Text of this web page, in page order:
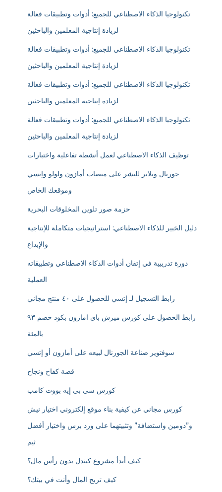
تكنولوجيا الذكاء الاصطناعي للجميع: أدوات وتطبيقات فعالة
لزيادة إنتاجية المعلمين والباحثين
تكنولوجيا الذكاء الاصطناعي للجميع: أدوات وتطبيقات فعالة
لزيادة إنتاجية المعلمين والباحثين
تكنولوجيا الذكاء الاصطناعي للجميع: أدوات وتطبيقات فعالة
لزيادة إنتاجية المعلمين والباحثين
تكنولوجيا الذكاء الاصطناعي للجميع: أدوات وتطبيقات فعالة
لزيادة إنتاجية المعلمين والباحثين
توظيف الذكاء الاصطناعي لعمل أنشطة تفاعلية واختبارات
جورنال وبلانر للنشر على منصات أمازون ولولو وإتسي
وموقعك الخاص
حزمة صور تلوين المخلوقات البحرية
دليل الخبير للذكاء الاصطناعي: استراتيجيات متكاملة للإنتاجية
والإبداع
دورة تدريبية في إتقان أدوات الذكاء الاصطناعي وتطبيقاته
العملية
رابط التسجيل لـ إتسي للحصول على ٤٠ منتج مجاني
رابط الحصول على كورس ميرش باي امازون بكود خصم ٩٣
بالمئة
سوفتوير صناعة الجورنال لبيعه على أمازون أو إتسي
قصة كفاح ونجاح
كورس سي بي إيه بووت كامب
كورس مجاني عن كيفية بناء موقع إلكتروني اختيار نيش
و”دومين واستضافة” وتثبيتهما على ورد برس واختيار أفضل
ثيم
كيف أبدأ مشروع كيندل بدون رأس مال؟
كيف تربح المال وأنت في بيتك؟